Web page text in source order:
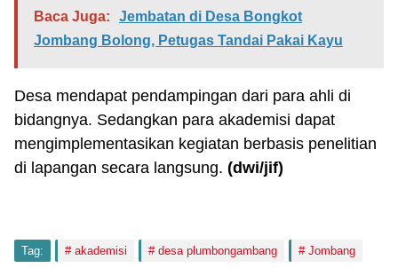
Baca Juga:
Jembatan di Desa Bongkot
Jombang Bolong, Petugas Tandai Pakai Kayu
Desa mendapat pendampingan dari para ahli di
bidangnya. Sedangkan para akademisi dapat
mengimplementasikan kegiatan berbasis penelitian
di lapangan secara langsung. (dwi/jif)
Tag: akademisi desa plumbongambang Jombang